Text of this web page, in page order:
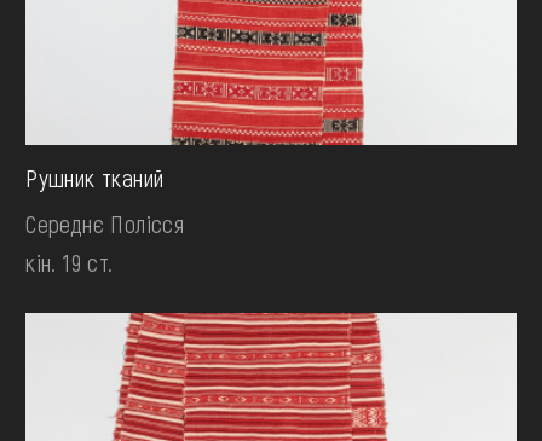
Рушник тканий
Середнє Полісся
кін. 19 ст.